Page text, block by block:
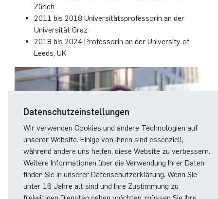
Zürich
2011 bis 2018 Universitätsprofessorin an der
Universität Graz
2018 bis 2024 Professorin an der University of
Leeds, UK
Datenschutzeinstellungen
Wir verwenden Cookies und andere Technologien auf
unserer Website. Einige von ihnen sind essenziell,
während andere uns helfen, diese Website zu verbessern.
Weitere Informationen über die Verwendung Ihrer Daten
finden Sie in unserer Datenschutzerklärung. Wenn Sie
unter 16 Jahre alt sind und Ihre Zustimmung zu